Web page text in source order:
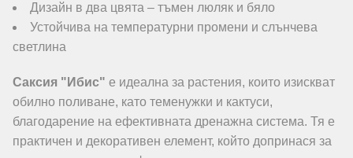
Дизайн в два цвята – тъмен люляк и бяло
Устойчива на температурни промени и слънчева
светлина
Саксия "Ибис" е идеална за растения, които изискват
обилно поливане, като теменужки и кактуси,
благодарение на ефективната дренажна система. Тя е
практичен и декоративен елемент, който допринася за